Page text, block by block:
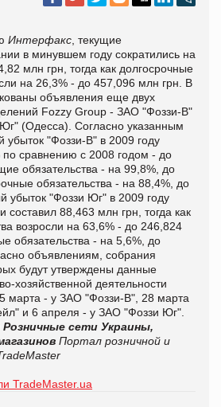
Интерфакс , текущие
в минувшем году сократились на
млн грн, тогда как долгосрочные
на 26,3% - до 457,096 млн грн. В
объявления еще двух
Fozzy Group - ЗАО "Фоззи-В"
(Одесса). Согласно указанным
убыток "Фоззи-В" в 2009 году
по сравнению с 2008 годом - до
обязательства - на 99,8%, до
обязательства - на 88,4%, до
убыток "Фоззи Юг" в 2009 году
88,463 млн грн, тогда как
возросли на 63,6% - до 246,824
обязательства - на 5,6%, до
объявлениям, собрания
будут утверждены данные
хозяйственной деятельности
марта - у ЗАО "Фоззи-В", 28 марта
и 6 апреля - у ЗАО "Фоззи Юг".
Розничные сети Украины,
Портал розничной и
TradeMaster.ua